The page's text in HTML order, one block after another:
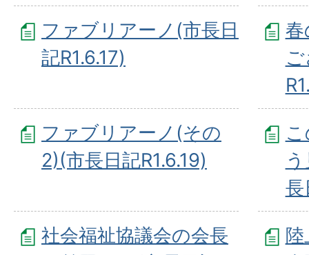
ファブリアーノ(市長日
記R1.6.17)
春
ファブリアーノ(その
2)(市長日記R1.6.19)
長
社会福祉協議会の会長